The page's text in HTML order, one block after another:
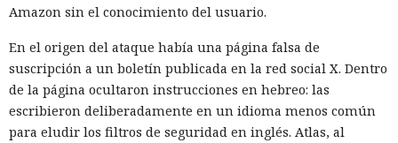
Amazon sin el conocimiento del usuario.
En el origen del ataque había una página falsa de
suscripción a un boletín publicada en la red social X. Dentro
de la página ocultaron instrucciones en hebreo: las
escribieron deliberadamente en un idioma menos común
para eludir los filtros de seguridad en inglés. Atlas, al